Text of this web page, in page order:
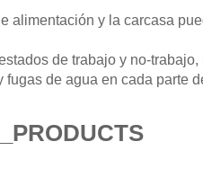
alimentación y la carcasa
de trabajo y no-
fugas de agua en cada parte